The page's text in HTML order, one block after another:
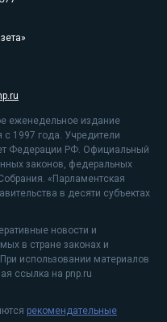
еженедельное издание
1997 года. Учредители
Федерации РФ. Официальный
законов, федеральных
«Парламентская
в десяти субъектах
новости и
в стране законах и
использовании материалов
ссылка на pnp.ru
рекомендательные